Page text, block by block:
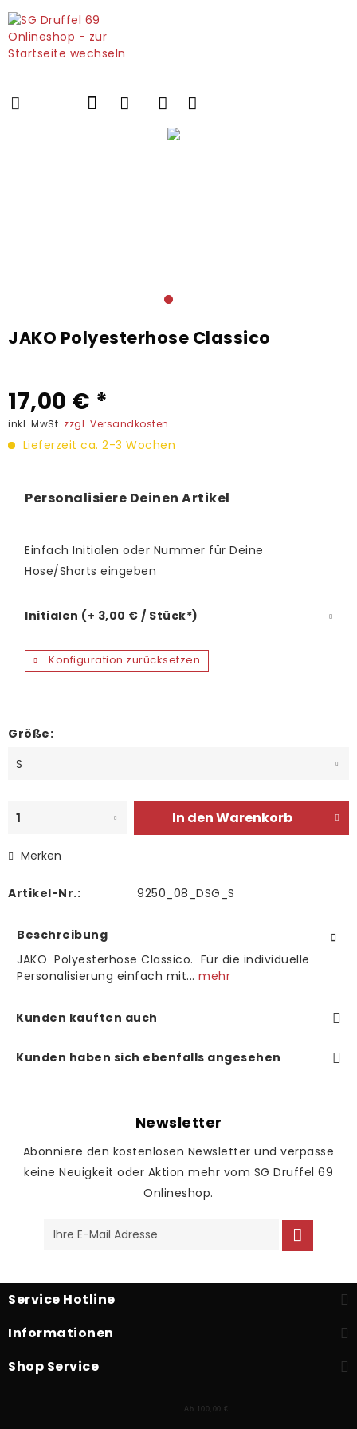
JAKO Polyesterhose Classico
17,00 € *
inkl. MwSt. zzgl. Versandkosten
Lieferzeit ca. 2-3 Wochen
Personalisiere Deinen Artikel
Einfach Initialen oder Nummer für Deine
Hose/Shorts eingeben
Initialen (+ 3,00 € / Stück*)
Konfiguration zurücksetzen
Größe:
In denWarenkorb
Merken
Artikel-Nr.: 9250_08_DSG_S
Beschreibung
JAKO Polyesterhose Classico. Für die individuelle
Personalisierung einfach mit... mehr
Kunden kauften auch
Kunden haben sich ebenfalls angesehen
Newsletter
Abonniere den kostenlosen Newsletter und verpasse
keine Neuigkeit oder Aktion mehr vom SG Druffel 69
Onlineshop.
Service Hotline
Informationen
Shop Service
Ab 100,00 €